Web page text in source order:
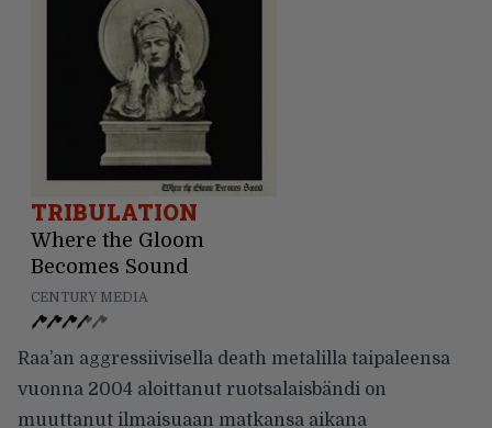
TRIBULATION
Where the Gloom
Becomes Sound
CENTURY MEDIA
Raa’an aggressiivisella death metalilla taipaleensa
vuonna 2004 aloittanut ruotsalaisbändi on
muuttanut ilmaisuaan matkansa aikana